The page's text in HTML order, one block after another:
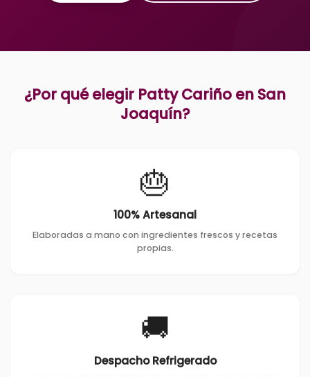
¿Por qué elegir Patty Cariño en San
Joaquín?
🎂
100% Artesanal
Elaboradas a mano con ingredientes frescos y recetas
propias.
🚚
Despacho Refrigerado